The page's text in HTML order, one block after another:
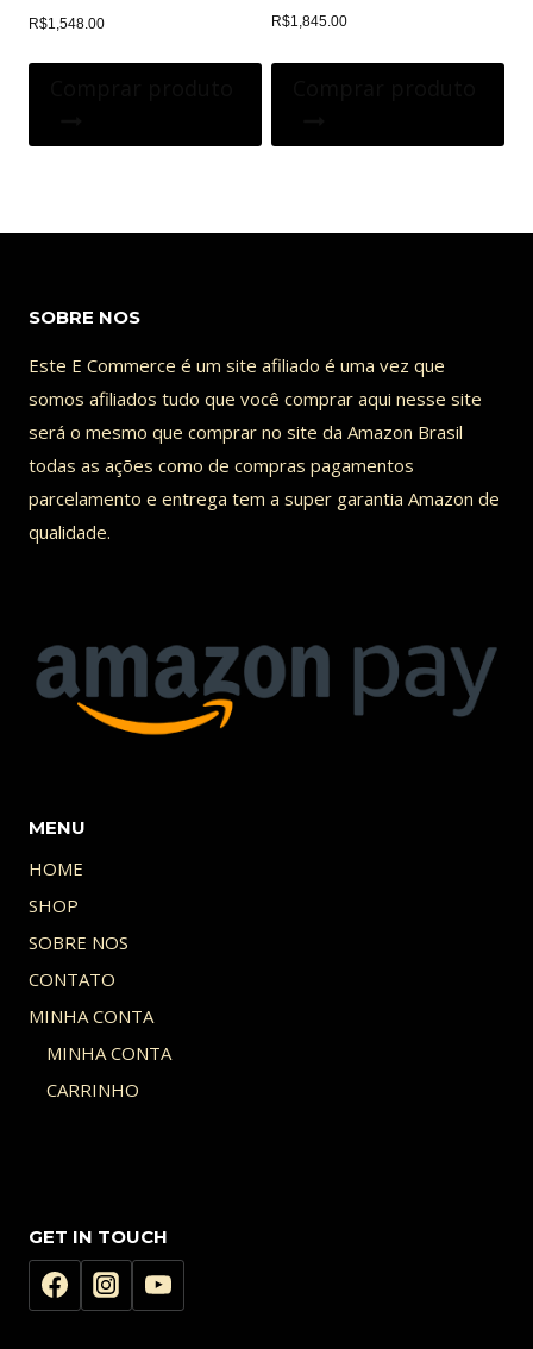
R$1,548.00 R$1,845.00
SOBRE NOS
Este E Commerce é um site afiliado é uma vez que
somos afiliados tudo que você comprar aqui nesse site
será o mesmo que comprar no site da Amazon Brasil
todas as ações como de compras pagamentos
parcelamento e entrega tem a super garantia Amazon de
qualidade.
MENU
HOME
SHOP
SOBRE NOS
CONTATO
MINHA CONTA
MINHA CONTA
CARRINHO
GET IN TOUCH